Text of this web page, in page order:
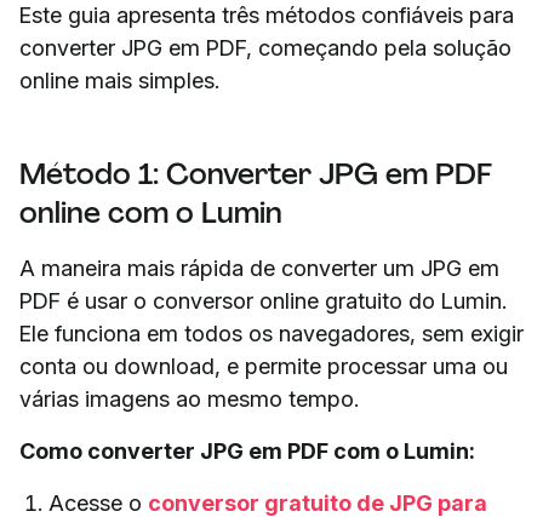
Este guia apresenta três métodos confiáveis para
converter JPG em PDF, começando pela solução
online mais simples.
Método 1: Converter JPG em PDF
online com o Lumin
A maneira mais rápida de converter um JPG em
PDF é usar o conversor online gratuito do Lumin.
Ele funciona em todos os navegadores, sem exigir
conta ou download, e permite processar uma ou
várias imagens ao mesmo tempo.
Como converter JPG em PDF com o Lumin:
Acesse o conversor gratuito de JPG para